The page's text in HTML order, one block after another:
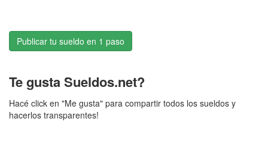
Publicar tu sueldo en 1 paso
Te gusta Sueldos.net?
Hacé click en "Me gusta" para compartir todos los sueldos y
hacerlos transparentes!